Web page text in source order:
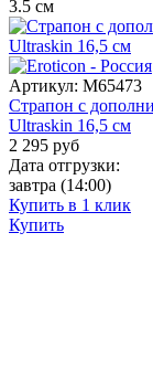
3.5 см
Артикул: M65473
Страпон с
Ultraskin 16,5 см
2 295 руб
Дата отгрузки:
завтра (14:00)
Купить в 1 клик
Купить